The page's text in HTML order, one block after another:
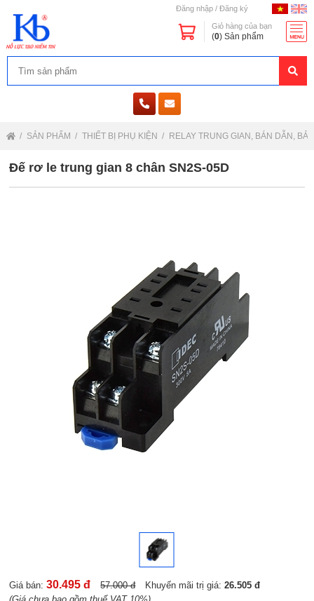
Đăng nhập / Đăng ký
Giỏ hàng của bạn
(0) Sản phẩm
SẢN PHẨM THIẾT BỊ PHỤ KIỆN RELAY TRUNG GIAN, BÁN DẪN,
Đế rơ le trung gian 8 chân SN2S-05D
Giá bán:30.495 đ 57.000 đ Khuyến mãi trị giá:26.505 đ